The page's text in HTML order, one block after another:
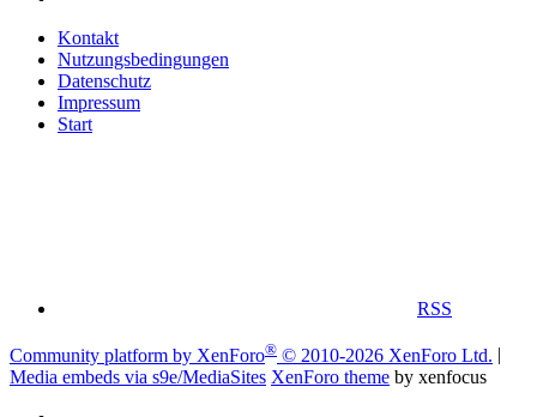
Kontakt
Nutzungsbedingungen
Datenschutz
Impressum
Start
RSS
Community platform by XenForo® © 2010-2026 XenForo Ltd.
Media embeds via s9e/MediaSites XenForo theme by xenfocus